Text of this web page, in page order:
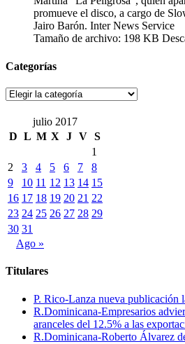
promueve el disco, a cargo de
Jairo Barón. Inter News Service
Tamaño de archivo: 198 KB
Categorías
Categorías
julio 2017
D L M X J V S
1
2
3 4 5 6 7
8
9
10 11 12 13 14 15
16 17 18 19 20 21 22
23 24 25 26 27 28 29
30 31
Ago »
Titulares
P. Rico-Lanza nueva publicación
R.Dominicana-Empresarios
aranceles del 12.5% a las
R.Dominicana-Roberto Álvarez